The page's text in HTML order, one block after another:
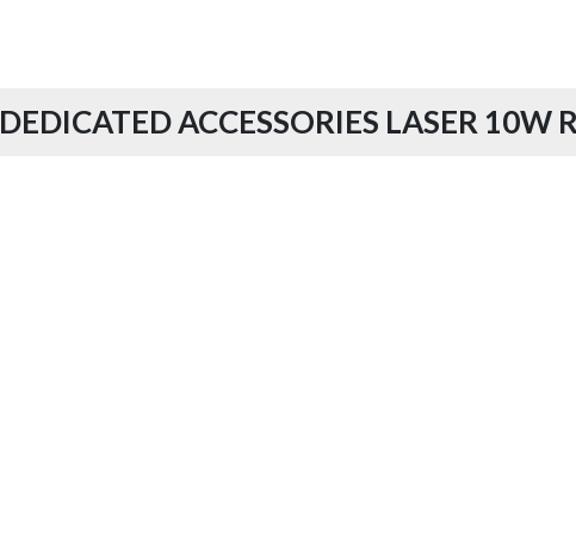
DEDICATED ACCESSORIES LASER 10W